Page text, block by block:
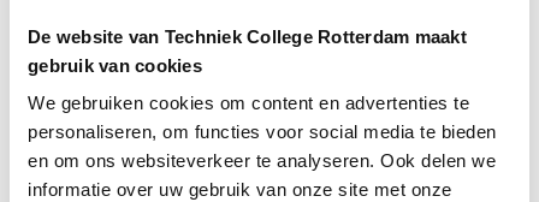
De website van Techniek College Rotterdam maakt
gebruik van cookies
We gebruiken cookies om content en advertenties te
personaliseren, om functies voor social media te bieden
en om ons websiteverkeer te analyseren. Ook delen we
informatie over uw gebruik van onze site met onze
beroep van te maken, waarom niet? Ik vind het ook leuk om in
de praktijk bezig te zijn. Vorig jaar hebben we drie dagen
stage gelopen. Ik liep stage bij Wits Vastgoedonderhoud
Nederland, een vastgoedonderhoudsbedrijf. Naast
onderhoud hebben ze ook veel schilderklussen. In het begin
ging ik met collega’s mee, aan het einde van de stage had ik